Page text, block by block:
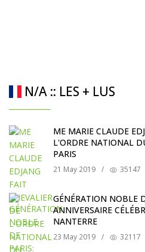
N/A :: LES + LUS
ME MARIE CLAUDE
L'ORDRE NATIONAL
PARIS
21 May 2019 / 35147
GÉNÉRATION NOBLE
ANNIVERSAIRE
NANTERRE
23 May 2019 / 32117